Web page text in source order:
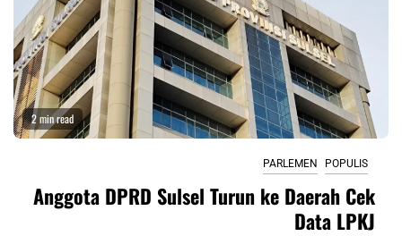
2 min read
PARLEMEN POPULIS
Anggota DPRD Sulsel Turun ke Daerah Cek
Data LPKJ